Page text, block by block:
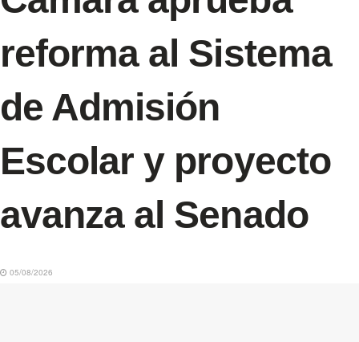
reforma al Sistema
de Admisión
Escolar y proyecto
avanza al Senado
05/08/2026